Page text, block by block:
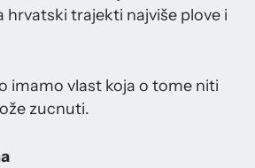
hrvatski trajekti najviše plove i
imamo vlast koja o tome niti
zucnuti.